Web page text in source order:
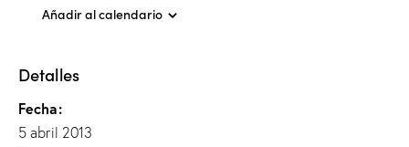
Añadir al calendario
Detalles
Fecha:
5 abril 2013